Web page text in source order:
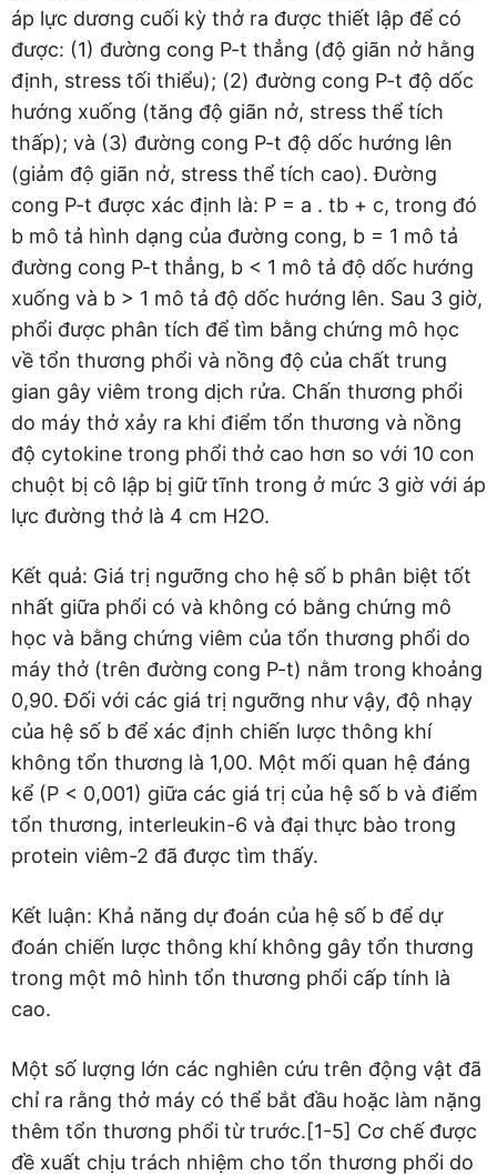
áp lực dương cuối kỳ thở ra được thiết lập để có
được: (1) đường cong P-t thẳng (độ giãn nở hằng
định, stress tối thiểu); (2) đường cong P-t độ dốc
hướng xuống (tăng độ giãn nở, stress thể tích
thấp); và (3) đường cong P-t độ dốc hướng lên
(giảm độ giãn nở, stress thể tích cao). Đường
cong P-t được xác định là: P = a . tb + c, trong đó
b mô tả hình dạng của đường cong, b = 1 mô tả
đường cong P-t thẳng, b < 1 mô tả độ dốc hướng
xuống và b > 1 mô tả độ dốc hướng lên. Sau 3 giờ,
phổi được phân tích để tìm bằng chứng mô học
về tổn thương phổi và nồng độ của chất trung
gian gây viêm trong dịch rửa. Chấn thương phổi
do máy thở xảy ra khi điểm tổn thương và nồng
độ cytokine trong phổi thở cao hơn so với 10 con
chuột bị cô lập bị giữ tĩnh trong ở mức 3 giờ với áp
lực đường thở là 4 cm H2O.
Kết quả: Giá trị ngưỡng cho hệ số b phân biệt tốt
nhất giữa phổi có và không có bằng chứng mô
học và bằng chứng viêm của tổn thương phổi do
máy thở (trên đường cong P-t) nằm trong khoảng
0,90. Đối với các giá trị ngưỡng như vậy, độ nhạy
của hệ số b để xác định chiến lược thông khí
không tổn thương là 1,00. Một mối quan hệ đáng
kể (P < 0,001) giữa các giá trị của hệ số b và điểm
tổn thương, interleukin-6 và đại thực bào trong
protein viêm-2 đã được tìm thấy.
Kết luận: Khả năng dự đoán của hệ số b để dự
đoán chiến lược thông khí không gây tổn thương
trong một mô hình tổn thương phổi cấp tính là
cao.
Một số lượng lớn các nghiên cứu trên động vật đã
chỉ ra rằng thở máy có thể bắt đầu hoặc làm nặng
thêm tổn thương phổi từ trước.[1-5] Cơ chế được
đề xuất chịu trách nhiệm cho tổn thương phổi do